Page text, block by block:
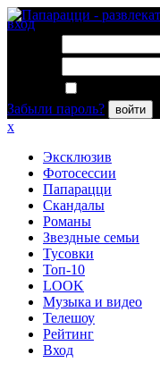
вход
Забыли пароль?
войти
x
Эксклюзив
Фотосессии
Папарацци
Скандалы
Романы
Звездные семьи
Тусовки
Топ-10
LOOK
Музыка и видео
Телешоу
Рейтинг
Вход